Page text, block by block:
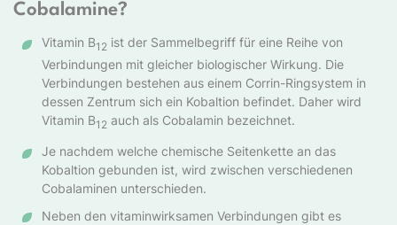
Cobalamine?
Vitamin B12 ist der Sammelbegriff für eine Reihe von
Verbindungen mit gleicher biologischer Wirkung. Die
Verbindungen bestehen aus einem Corrin-Ringsystem in
dessen Zentrum sich ein Kobaltion befindet. Daher wird
Vitamin B12 auch als Cobalamin bezeichnet.
Je nachdem welche chemische Seitenkette an das
Kobaltion gebunden ist, wird zwischen verschiedenen
Cobalaminen unterschieden.
Neben den vitaminwirksamen Verbindungen gibt es